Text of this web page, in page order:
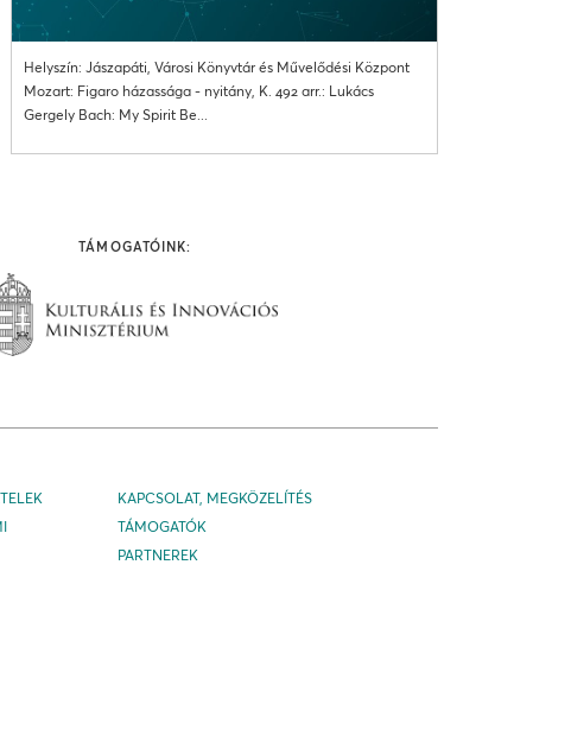
Helyszín: Jászapáti, Városi Könyvtár és Művelődési Központ
Mozart: Figaro házassága - nyitány, K. 492 arr.: Lukács
Gergely Bach: My Spirit Be...
TÁMOGATÓINK:
KAPCSOLAT, MEGKÖZELÍTÉS
TÁMOGATÓK
PARTNEREK